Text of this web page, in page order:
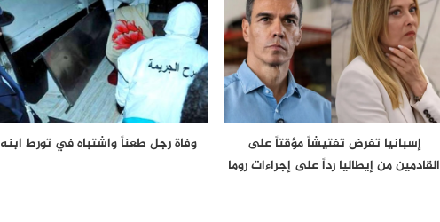
إسبانيا تفرض تفتيشاً مؤقتاً على
القادمين من إيطاليا رداً على إجراءات روما
وفاة رجل طعناً واشتباه في تورط ابنه